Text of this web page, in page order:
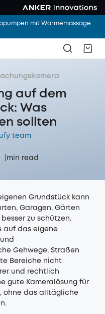
mit Wärmemassage
auf dem
Was
sollten
team
min read
Grundstück kann
Garagen, Gärten
zu schützen.
auf das eigene
Gehwege, Straßen
Bereiche nicht
und rechtlich
gute Kameralösung für
ohne das alltägliche